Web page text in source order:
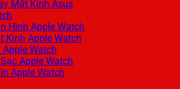
Mặt Kính Asus
Hình Apple Watch
Kính Apple Watch
Watch
Apple Watch
Apple Watch